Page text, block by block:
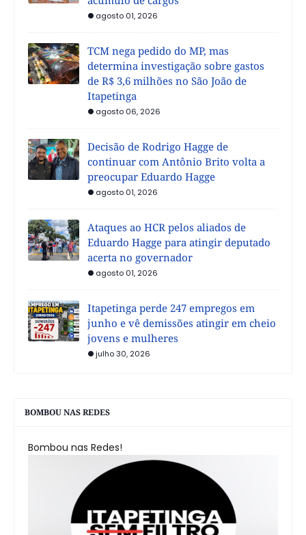
agosto 01, 2026
TCM nega pedido do MP, mas
determina investigação sobre gastos
de R$ 3,6 milhões no São João de
Itapetinga
agosto 06, 2026
Decisão de Rodrigo Hagge de
continuar com Antônio Brito volta a
preocupar Eduardo Hagge
agosto 01, 2026
Ataques ao HCR pelos aliados de
Eduardo Hagge para atingir deputado
acerta no governador
agosto 01, 2026
Itapetinga perde 247 empregos em
junho e vê demissões atingir em cheio
jovens e mulheres
julho 30, 2026
BOMBOU NAS REDES
Bombou nas Redes!